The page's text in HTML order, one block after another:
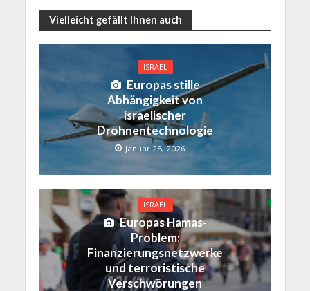
Vielleicht gefällt Ihnen auch
ISRAEL
Europas stille
Abhängigkeit von
israelischer
Drohnentechnologie
Januar 28, 2026
ISRAEL
Europas Hamas-
Problem:
Finanzierungsnetzwerke
und terroristische
Verschwörungen